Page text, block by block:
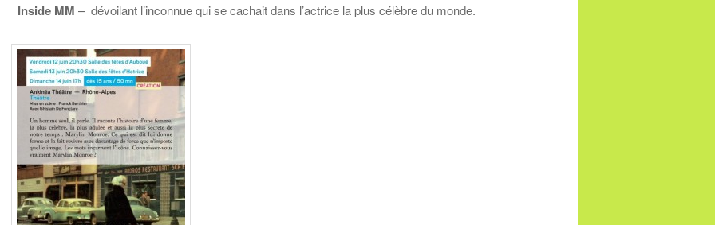
Inside MM – dévoilant l’inconnue qui se cachait dans l’actrice la plus célèbre du monde.